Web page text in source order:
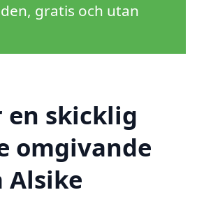
gratis och utan
en skicklig
omgivande
Alsike